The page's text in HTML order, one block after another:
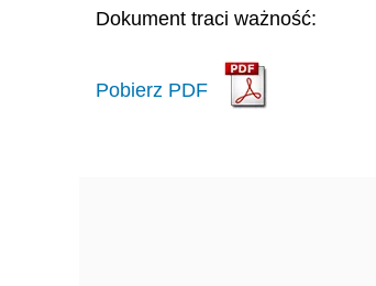
Dokument traci ważność:
Pobierz PDF